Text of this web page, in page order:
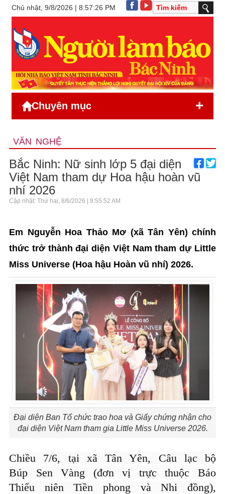
Chủ nhật, 9/8/2026 | 8:57:26 PM
Chuyên mục +
VĂN NGHỆ
Bắc Ninh: Nữ sinh lớp 5 đại diện
Việt Nam tham dự Hoa hậu hoàn vũ
nhí 2026
Cập nhật: Thứ hai, 8/6/2026 | 9:55:52 AM
Em Nguyễn Hoa Thảo Mơ (xã Tân Yên) chính
thức trở thành đại diện Việt Nam tham dự Little
Miss Universe (Hoa hậu Hoàn vũ nhí) 2026.
Đại diện Ban Tổ chức trao hoa và Giấy chứng nhận cho
đại diện Việt Nam tham gia Little Miss Universe 2026.
Chiều 7/6, tại xã Tân Yên, Câu lạc bộ
Búp Sen Vàng (đơn vị trực thuộc Báo
Thiếu niên Tiền phong và Nhi đồng),